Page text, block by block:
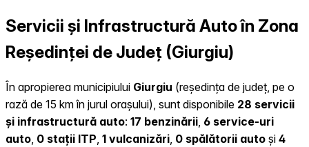
Servicii și Infrastructură Auto în Zona
Reședinței de Județ (Giurgiu)
În apropierea municipiului Giurgiu (reședința de județ, pe o
rază de 15 km în jurul orașului), sunt disponibile 28 servicii
și infrastructură auto: 17 benzinării, 6 service-uri
auto, 0 stații ITP, 1 vulcanizări, 0 spălătorii auto și 4